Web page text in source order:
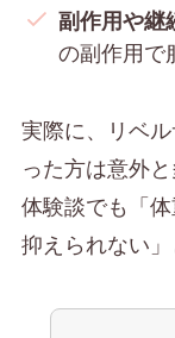
副作用や継
の副作用で
実際に、リベ
った方は意外
体験談でも「
抑えられない